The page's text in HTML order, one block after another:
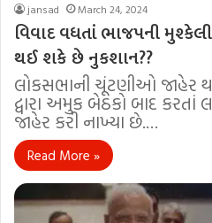
jansad March 24, 2024
વિવાદ વધતાં ભાજપની
થઈ શકે છે નુકશાન??
લોકસભાની ચૂંટણીઓ જાહેર
દ્વારા અમુક બેઠકો બાદ
જાહેર કરી નાખ્યા છે.…
Read More »